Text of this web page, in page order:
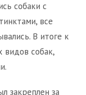
собаки с
все
В итоге к
видов собак,
закреплен за